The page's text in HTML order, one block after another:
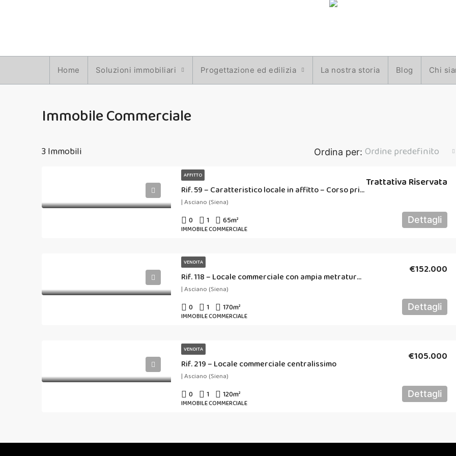
Home Soluzioni immobiliari Progettazione ed edilizia La nostra storia Blog Chi
Immobile Commerciale
3 Immobili Ordina per: Ordine predefinito
AFFITTO
Rif. 59 – Caratteristico locale in affitto – Corso principale di Asciano
Trattativa Riservata
| Asciano (Siena)
0 1 65m²
IMMOBILE COMMERCIALE
Dettagli
VENDITA
Rif. 118 – Locale commerciale con ampia metratura visibilissimo – Piano Terra
€152.000
| Asciano (Siena)
0 1 170m²
IMMOBILE COMMERCIALE
Dettagli
VENDITA
Rif. 219 – Locale commerciale centralissimo
€105.000
| Asciano (Siena)
0 1 120m²
IMMOBILE COMMERCIALE
Dettagli